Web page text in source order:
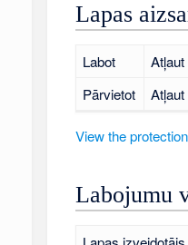
Lapas
Labot
Pārvietot
View the
Labojumu